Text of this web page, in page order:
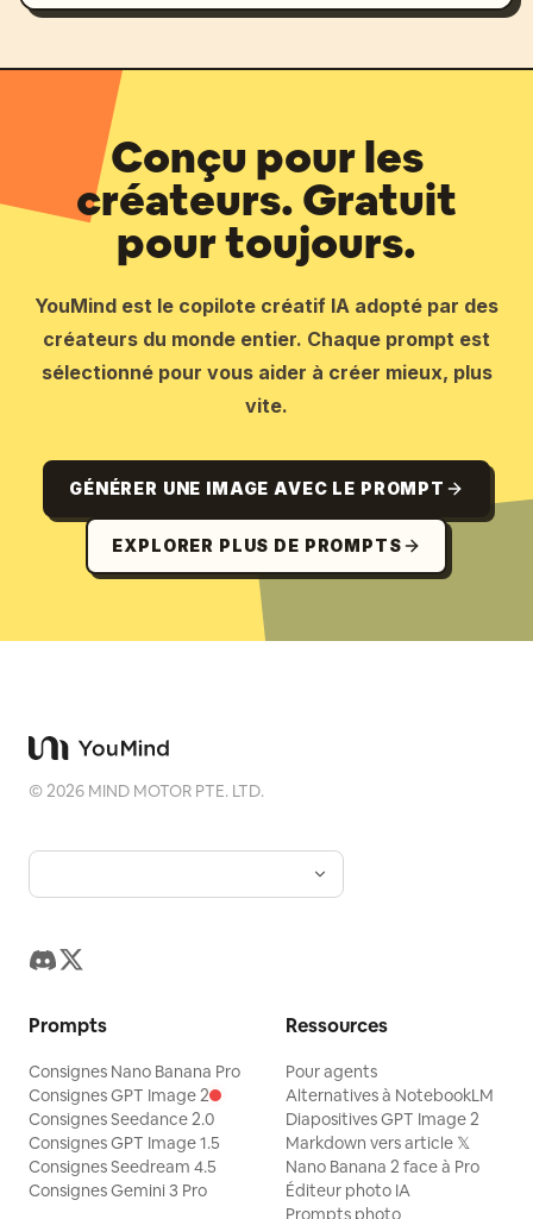
Conçu pour les
créateurs. Gratuit
pour toujours.
YouMind est le copilote créatif IA adopté par des
créateurs du monde entier. Chaque prompt est
sélectionné pour vous aider à créer mieux, plus
vite.
GÉNÉRER UNE IMAGE AVEC LE PROMPT
EXPLORER PLUS DE PROMPTS
©2026 MIND MOTOR PTE. LTD.
Prompts
Consignes Nano Banana Pro
Consignes GPT Image 2
Consignes Seedance 2.0
Consignes GPT Image 1.5
Consignes Seedream 4.5
Consignes Gemini 3 Pro
Ressources
Pour agents
Alternatives à NotebookLM
Diapositives GPT Image 2
Markdown vers article 𝕏
Nano Banana 2 face à Pro
Éditeur photo IA
Prompts photo